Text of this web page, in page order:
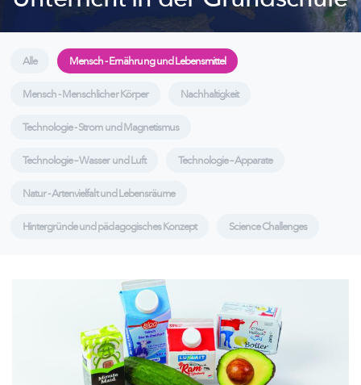
Alle Mensch - Ernährung und Lebensmittel
Mensch - Menschlicher Körper Nachhaltigkeit
Technologie - Strom und Magnetismus
Technologie – Wasser und Luft Technologie – Apparate
Natur - Artenvielfalt und Lebensräume
Hintergründe und pädagogisches Konzept Science Challenges